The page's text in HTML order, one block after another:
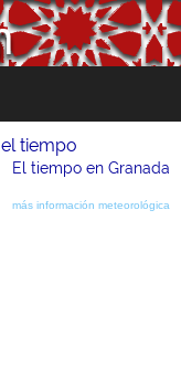
el tiempo
El tiempo en Granada
más información meteorológica